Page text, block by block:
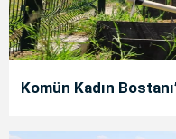
Komün Kadın